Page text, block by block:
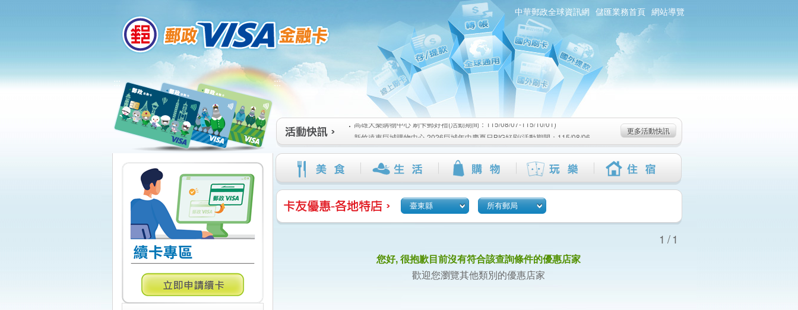
中華郵政全球資訊網 儲匯業務首頁 網站導覽
::: :::
高雄大樂購物中心 刷卡郵好禮(活動期間：115/08/07-115/10/01)
新竹遠東巨城購物中心 2026巨城年中慶夏日BIG好刷(活動期間：115/08/06-
115/08/26)
臺北三創生活 有點東西第2波 刷卡郵好禮(活動期間：115/08/06-115/09/02)
高雄大樂購物中心 刷卡郵好禮(活動期間：115/08/07-115/10/01)
新竹遠東巨城購物中心 2026巨城年中慶夏日BIG好刷(活動期間：115/08/06-
115/08/26)
臺北三創生活 有點東西第2波 刷卡郵好禮(活動期間：115/08/06-115/09/02)
更多活動快訊
臺東縣 所有郵局
1/1
您好, 很抱歉目前沒有符合該查詢條件的優惠店家
歡迎您瀏覽其他類別的優惠店家